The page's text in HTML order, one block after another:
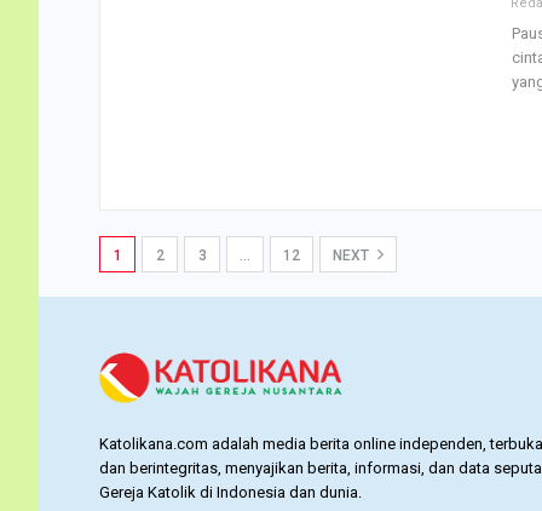
1 2 3 12 NEXT
Katolikana.com adalah media berita online independen, terbuka,
dan berintegritas, menyajikan berita, informasi, dan data
Gereja Katolik di Indonesia dan dunia.